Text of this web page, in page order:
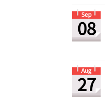
Sep
08
Aug
27